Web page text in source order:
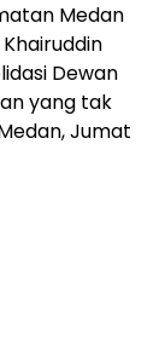
Medan
Dewan
yang tak
Jumat